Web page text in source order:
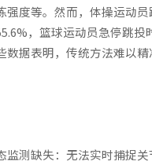
强度等。然而，体操运动
，篮球运动员急停跳投
数据表明，传统方法难以
监测缺失：无法实时捕捉